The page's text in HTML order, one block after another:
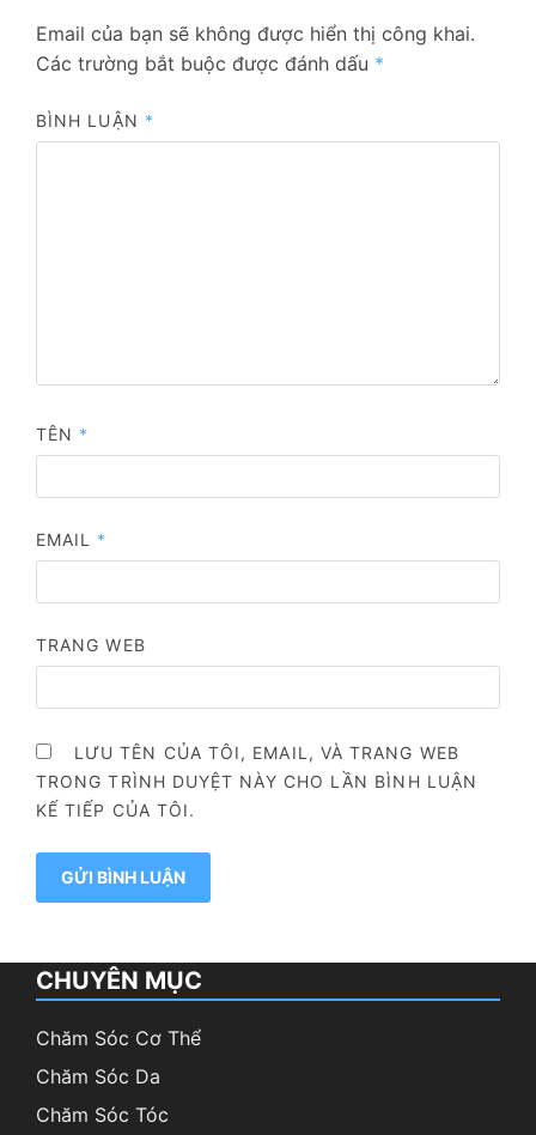
Email của bạn sẽ không được hiển thị công khai.
Các trường bắt buộc được đánh dấu *
BÌNH LUẬN *
TÊN *
EMAIL *
TRANG WEB
LƯU TÊN CỦA TÔI, EMAIL, VÀ TRANG WEB
TRONG TRÌNH DUYỆT NÀY CHO LẦN BÌNH LUẬN
KẾ TIẾP CỦA TÔI.
CHUYÊN MỤC
Chăm Sóc Cơ Thể
Chăm Sóc Da
Chăm Sóc Tóc